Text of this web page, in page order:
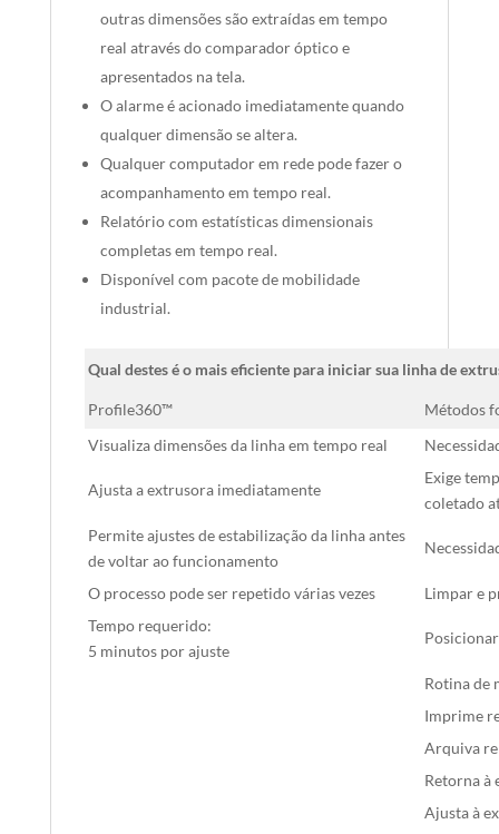
outras dimensões são extraídas em tempo
real através do comparador óptico e
apresentados na tela.
O alarme é acionado imediatamente quando
qualquer dimensão se altera.
Qualquer computador em rede pode fazer o
acompanhamento em tempo real.
Relatório com estatísticas dimensionais
completas em tempo real.
Disponível com pacote de mobilidade
industrial.
Qual destes é o mais eficiente para iniciar sua linha de
Profile360™
Métodos
Visualiza dimensões da linha em tempo real
Ajusta a extrusora imediatamente
Exige
coletado
Permite ajustes de estabilização da linha antes
de voltar ao funcionamento
O processo pode ser repetido várias vezes
Limpar e
Tempo requerido:
5 minutos por ajuste
Rotina de
Imprime
Arquiva
Retorna à
Ajusta à